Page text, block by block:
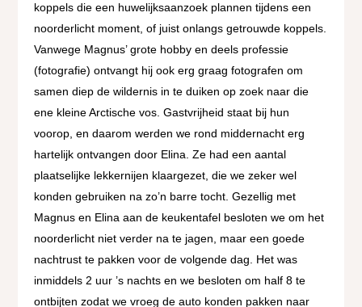
koppels die een huwelijksaanzoek plannen tijdens een
noorderlicht moment, of juist onlangs getrouwde koppels.
Vanwege Magnus’ grote hobby en deels professie
(fotografie) ontvangt hij ook erg graag fotografen om
samen diep de wildernis in te duiken op zoek naar die
ene kleine Arctische vos. Gastvrijheid staat bij hun
voorop, en daarom werden we rond middernacht erg
hartelijk ontvangen door Elina. Ze had een aantal
plaatselijke lekkernijen klaargezet, die we zeker wel
konden gebruiken na zo’n barre tocht. Gezellig met
Magnus en Elina aan de keukentafel besloten we om het
noorderlicht niet verder na te jagen, maar een goede
nachtrust te pakken voor de volgende dag. Het was
inmiddels 2 uur ’s nachts en we besloten om half 8 te
ontbijten zodat we vroeg de auto konden pakken naar